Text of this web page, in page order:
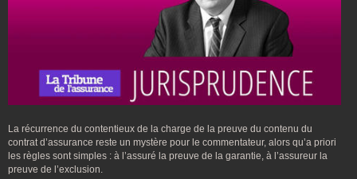
La récurrence du contentieux de la charge de la preuve du contenu du
contrat d’assurance reste un mystère pour le commentateur, alors qu’a priori
les règles sont simples : à l’assuré la preuve de la garantie, à l’assureur la
preuve de l’exclusion.